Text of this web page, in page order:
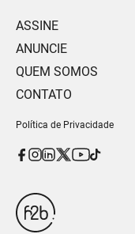
ASSINE
ANUNCIE
QUEM SOMOS
CONTATO
Política de Privacidade